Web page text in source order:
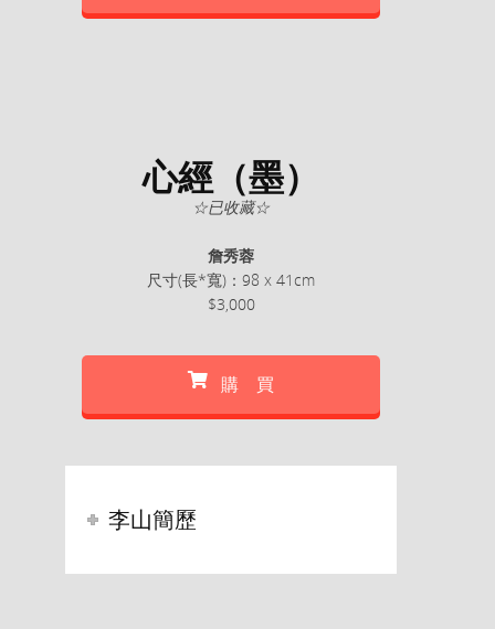
心經（墨）
☆已收藏☆
詹秀蓉
尺寸(長*寬)：98 x 41cm
$3,000
購 買
李山簡歷